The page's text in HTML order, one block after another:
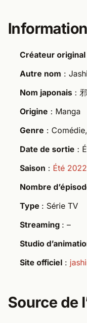
Créateur original
Autre nom :
Nom japonais :
Origine : Manga
Genre :
Date de sortie :
Saison : Été 2022
Nombre
Type : Série TV
Streaming : –
Studio
Site officiel :
Source de